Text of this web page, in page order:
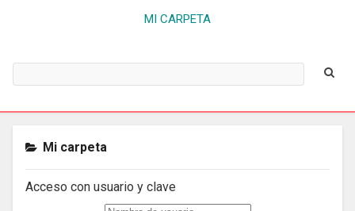
MI CARPETA
Mi carpeta
Acceso con usuario y clave